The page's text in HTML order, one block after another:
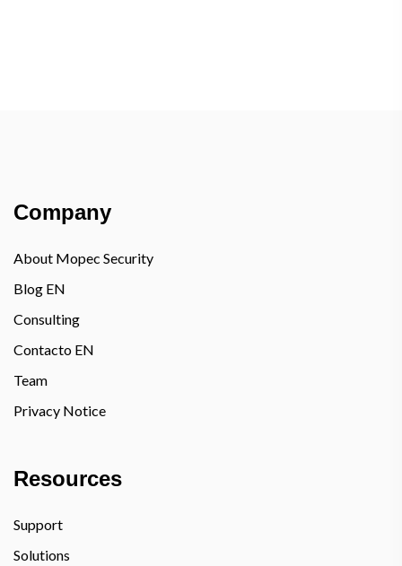
Company
About Mopec Security
Blog EN
Consulting
Contacto EN
Team
Privacy Notice
Resources
Support
Solutions